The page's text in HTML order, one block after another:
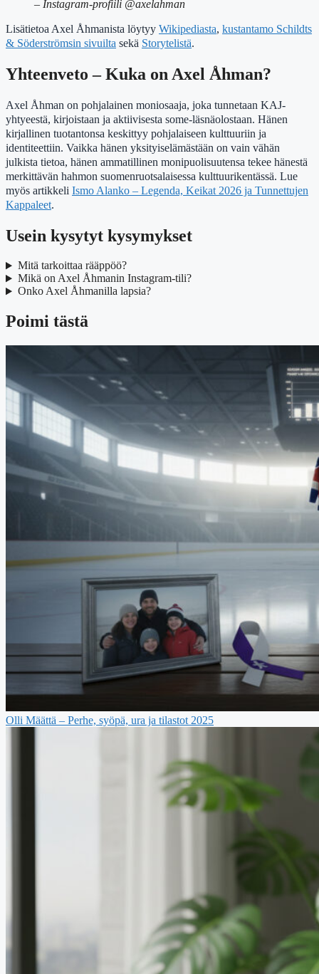
– Instagram-profiili @axelahman
Lisätietoa Axel Åhmanista löytyy Wikipediasta, kustantamo Schildts
& Söderströmsin sivuilta sekä Storytelistä.
Yhteenveto – Kuka on Axel Åhman?
Axel Åhman on pohjalainen moniosaaja, joka tunnetaan KAJ-
yhtyeestä, kirjoistaan ja aktiivisesta some-läsnäolostaan. Hänen
kirjallinen tuotantonsa keskittyy pohjalaiseen kulttuuriin ja
identiteettiin. Vaikka hänen yksityiselämästään on vain vähän
julkista tietoa, hänen ammatillinen monipuolisuutensa tekee hänestä
merkittävän hahmon suomenruotsalaisessa kulttuurikentässä. Lue
myös artikkeli Ismo Alanko – Legenda, Keikat 2026 ja Tunnettujen
Kappaleet.
Usein kysytyt kysymykset
Mitä tarkoittaa rääppöö?
Mikä on Axel Åhmanin Instagram-tili?
Onko Axel Åhmanilla lapsia?
Poimi tästä
Olli Määttä – Perhe, syöpä, ura ja tilastot 2025